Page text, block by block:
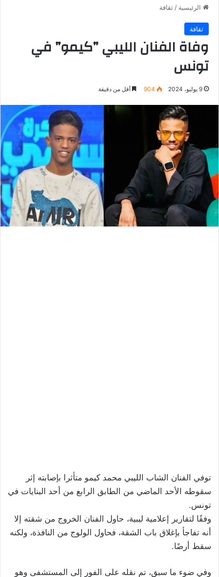
الرئيسية / ثقافة
ثقافة
وفاة الفنان الليبي ”كيمو” في
تونس
9 يوليو، 2024 904 أقل من دقيقة
توفي الفنان الشاب الليبي محمد كيمو متأثرا بإصابته إثر
سقوطه الأحد الماضي من الطابق الرابع من أحد البنايات في
تونس.
وفقًا لتقارير إعلامية ليبية، حاول الفنان الخروج من شقته إلا
أنه تفاجأ بإغلاق باب الشقة، فحاول الولوج من النافذة، ولكنه
سقط أرضًا.
وفي ضوء ما سبق، تم نقله على الفور إلى المستشفى وهو